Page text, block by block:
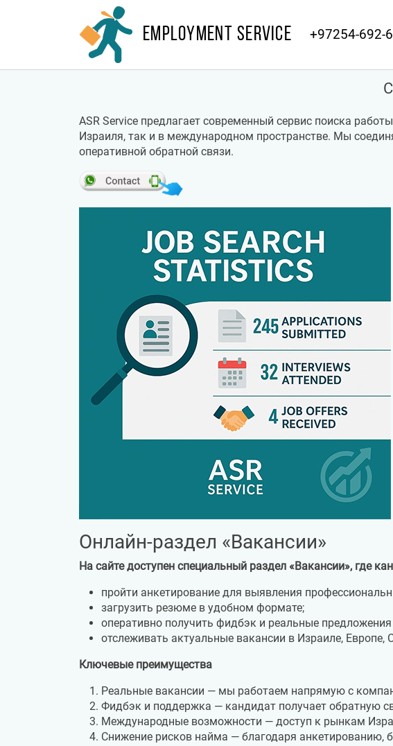
EMPLOYMENT SERVICE +97254-692-
ASR Service предлагает современный сервис поиска
Израиля, так и в международном пространстве. Мы
оперативной обратной связи.
Онлайн-раздел «Вакансии»
На сайте доступен специальный раздел «Вакансии», где
пройти анкетирование для выявления
загрузить резюме в удобном формате;
оперативно получить фидбэк и реальные предложения
отслеживать актуальные вакансии в Израиле,
Ключевые преимущества
Реальные вакансии — мы работаем напрямую с
Фидбэк и поддержка — кандидат получает обратную
Международные возможности — доступ к рынкам
Снижение рисков найма — благодаря анкетированию,